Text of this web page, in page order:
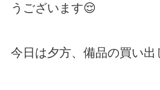
うございます😌
今日は夕方、備品の買い出